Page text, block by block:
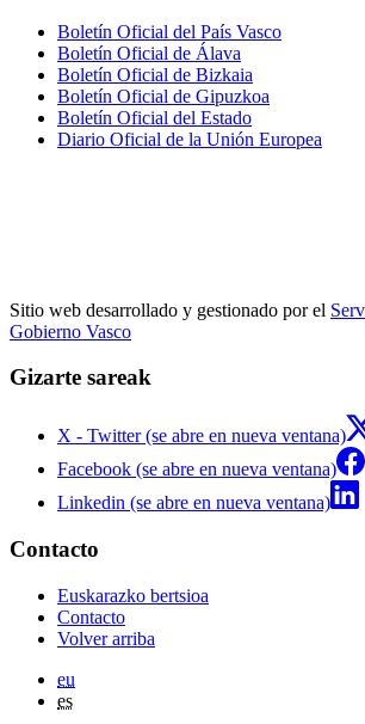
Boletín Oficial del País Vasco
Boletín Oficial de Álava
Boletín Oficial de Bizkaia
Boletín Oficial de Gipuzkoa
Boletín Oficial del Estado
Diario Oficial de la Unión Europea
Sitio web desarrollado y gestionado por el
Gobierno Vasco
Gizarte sareak
X - Twitter (se abre en nueva ventana)
Facebook (se abre en nueva ventana)
Linkedin (se abre en nueva ventana)
Contacto
Euskarazko bertsioa
Contacto
Volver arriba
eu
es